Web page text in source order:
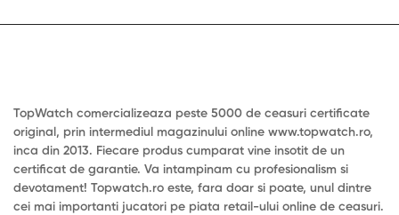
TopWatch comercializeaza peste 5000 de ceasuri certificate
original, prin intermediul magazinului online www.topwatch.ro,
inca din 2013. Fiecare produs cumparat vine insotit de un
certificat de garantie. Va intampinam cu profesionalism si
devotament! Topwatch.ro este, fara doar si poate, unul dintre
cei mai importanti jucatori pe piata retail-ului online de ceasuri.